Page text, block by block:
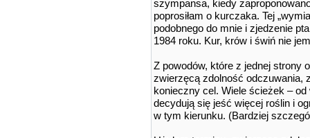
szympansa, kiedy
poprosiłam o kurczaka. Tej
podobnego do mnie i zjedzenie
1984 roku. Kur, krów i świń nie
Z powodów, które z jednej strony
zwierzęcą zdolność odczuwania,
konieczny cel. Wiele ścieżek –
decydują się jeść więcej roślin i
w tym kierunku. (Bardziej